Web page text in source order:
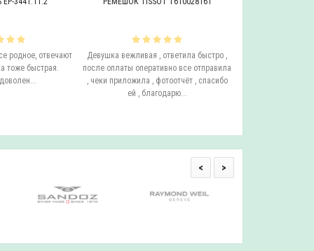
родное, отвечают
тоже быстрая.
Девушка вежливая , ответила быстро ,
после оплаты оперативно все отправила
, чеки приложила , фотоотчёт , спасибо
ей , благодарю...
< >